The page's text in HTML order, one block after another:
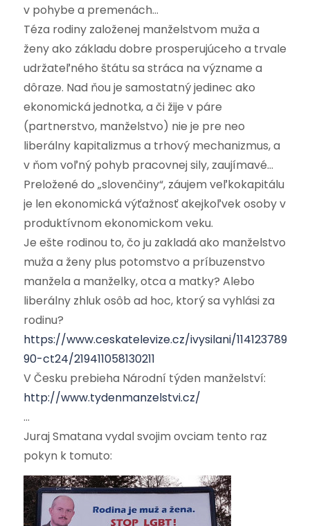
v pohybe a premenách…
Téza rodiny založenej manželstvom muža a
ženy ako základu dobre prosperujúceho a trvale
udržateľného štátu sa stráca na význame a
dôraze. Nad ňou je samostatný jedinec ako
ekonomická jednotka, a či žije v páre
(partnerstvo, manželstvo) nie je pre neo
liberálny kapitalizmus a trhový mechanizmus, a
v ňom voľný pohyb pracovnej sily, zaujímavé…
Preložené do „slovenčiny“, záujem veľkokapitálu
je len ekonomická výťažnosť akejkoľvek osoby v
produktívnom ekonomickom veku.
Je ešte rodinou to, čo ju zakladá ako manželstvo
muža a ženy plus potomstvo a príbuzenstvo
manžela a manželky, otca a matky? Alebo
liberálny zhluk osôb ad hoc, ktorý sa vyhlási za
rodinu?
https://www.ceskatelevize.cz/ivysilani/11412378947-
90-ct24/219411058130211
V Česku prebieha Národní týden manželství:
http://www.tydenmanzelstvi.cz/
…
Juraj Smatana vydal svojim ovciam tento raz
pokyn k tomuto: